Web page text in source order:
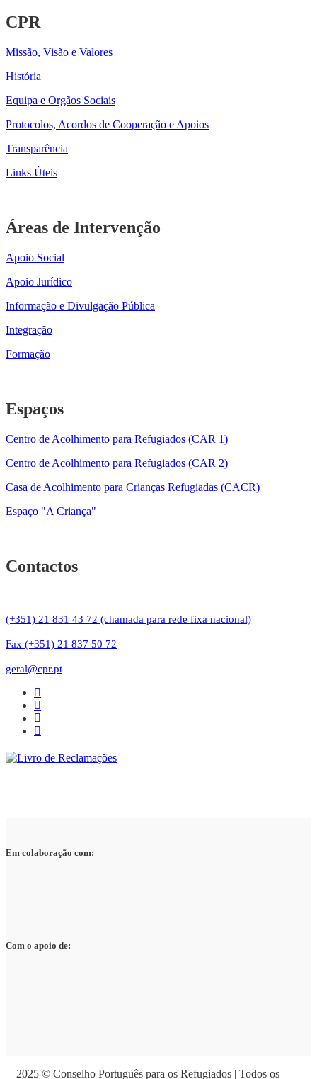
CPR
Missão, Visão e Valores
História
Equipa e Orgãos Sociais
Protocolos, Acordos de Cooperação e Apoios
Transparência
Links Úteis
Áreas de Intervenção
Apoio Social
Apoio Jurídico
Informação e Divulgação Pública
Integração
Formação
Espaços
Centro de Acolhimento para Refugiados (CAR 1)
Centro de Acolhimento para Refugiados (CAR 2)
Casa de Acolhimento para Crianças Refugiadas (CACR)
Espaço "A Criança"
Contactos
(+351) 21 831 43 72 (chamada para rede fixa nacional)
Fax (+351) 21 837 50 72
geral@cpr.pt
Em colaboração com:
Com o apoio de:
2025 © Conselho Português para os Refugiados | Todos os